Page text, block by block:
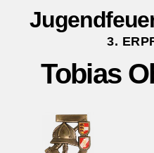
3.
Tobias